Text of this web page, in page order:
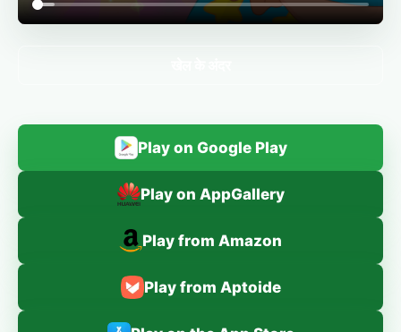
Play on Google Play
Play on AppGallery
Play from Amazon
Play from Aptoide